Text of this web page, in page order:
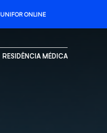
UNIFOR ONLINE
RESIDÊNCIA MÉDICA